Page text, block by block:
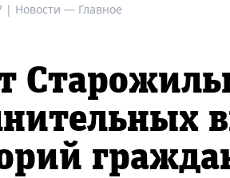
| Новости — Главное